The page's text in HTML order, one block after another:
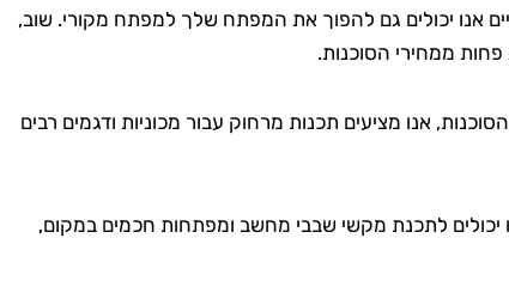
אנו יכולים גם להפוך את המפתח שלך למפתח מקורי. שוב,
פחות ממחירי הסוכנות.
אנו מציעים תכנות מרחוק עבור מכוניות ודגמים רבים
לתכנת מקשי שבבי מחשב ומפתחות חכמים במקום,